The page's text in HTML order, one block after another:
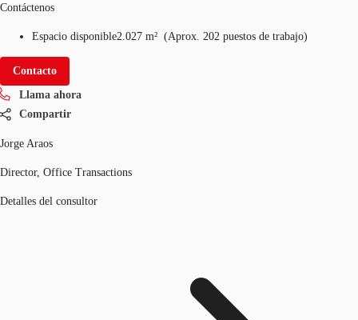
Contáctenos
Espacio disponible2.027 m² (Aprox. 202 puestos de trabajo)
Contacto
Llama ahora
Compartir
Jorge Araos
Director, Office Transactions
Detalles del consultor